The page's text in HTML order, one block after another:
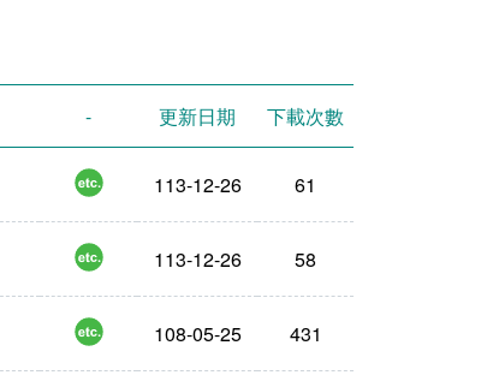
- 更新日期 下載次數
113-12-26 61
113-12-26 58
108-05-25 431